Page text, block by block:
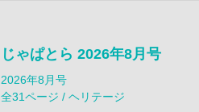
じゃぱとら 2026年8月号
2026年8月号
全31ページ / ヘリテージ